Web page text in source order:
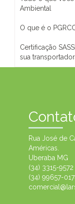
Ambiental
O que é o
Certificação
sua
Rua José de
Américas.
Uberaba MG
(34) 3315-9572
(34) 99657-